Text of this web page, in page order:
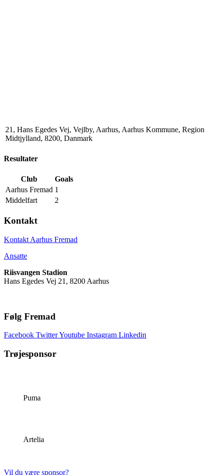
21, Hans Egedes Vej, Vejlby, Aarhus, Aarhus Kommune, Region
Midtjylland, 8200, Danmark
Resultater
Club
Goals
Aarhus Fremad 1
Middelfart
2
Kontakt
Kontakt Aarhus Fremad
Ansatte
Riisvangen Stadion
Hans Egedes Vej 21, 8200 Aarhus
Følg Fremad
Facebook TwitterYoutube Instagram Linkedin
Trøjesponsor
Puma
Artelia
Vil du være sponsor?